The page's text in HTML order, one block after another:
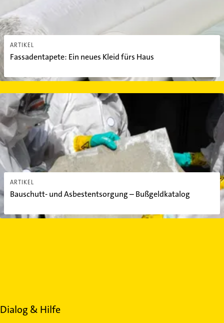
ARTIKEL
Fassadentapete: Ein neues Kleid fürs Haus
ARTIKEL
Bauschutt- und Asbestentsorgung – Bußgeldkatalog
Bauschutt- und Asbestentsorgung – Bußgeldkatalog
Dialog & Hilfe